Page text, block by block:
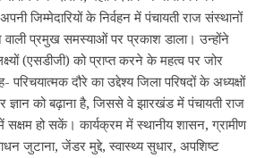
जिम्मेदारियों के निर्वहन में पंचायती राज संस्थानों
प्रमुख समस्याओं पर प्रकाश डाला। उन्होंने
(एसडीजी) को प्राप्त करने के महत्व पर जोर
परिचयात्‍मक दौरे का उद्देश्य जिला परिषदों के अध्यक्षों
ज्ञान को बढ़ाना है, जिससे वे झारखंड में पंचायती राज
हो सकें। कार्यक्रम में स्थानीय शासन, ग्रामीण
जुटाना, जेंडर मुद्दे, स्वास्थ्य सुधार, अपशिष्ट